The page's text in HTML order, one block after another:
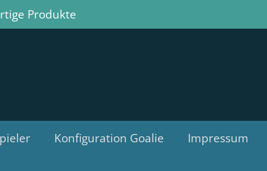
Produkte
Konfiguration Goalie Impressum